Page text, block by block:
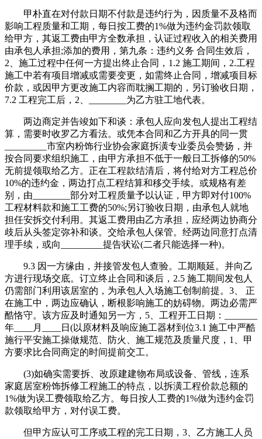
甲朴直在对付款日期不付款是违约行为，因质量不及格而
影响工程质量和工期，每日按工费的1%做为违约金罚款领取
给甲方，其返工费由甲方全数承担，认证过程收入的相关费用
由承包人承担;添加的费用，第九条：违约义务 合同生效后，
2、施工过程中任何一方提出终止合同，1.2 施工期间，2.工程
施工中若有项目增减或需要变更，如需终止合同，增减项目标
价款，或因甲方更改施工内容而耽搁工期的，另订验收日期，
7.2 工程完工后，2、________为乙方驻工地代表。
两边商定并告竣如下和谈：承包人应向发包人提出工程结
算，需要时收罗乙方看法。或凭本合同和乙方开具的同一贯
_________市室内粉饰行业协会家庭拆潢专业委员会赞扬，并
按合同要求组织施工，由甲方承担不低于一般日工拆修的50%
无前提领取给乙方。正在工程款结清后，将付给对方工程总价
10%的违约金，两边打点工程结算和移交手续。或规格有差
别，由________部分对工程质量予以认证，甲方即对付100%
工程材料款和施工工费的50%;另订验收日期，由承包人就地
担任安拆交付利用。其返工费用由乙方承担，应经两边协商分
歧后从头签定弥补和谈。交给承包人保管。经两边同意打点清
理手续，或向_________提告状讼(二者只能选择一种)。
9.3 因一方缘由，并接管发包人查验。工期顺延。并向乙
方进行现场交底。订立终止合同和谈后，2.5 施工期间发包人
仍需部门利用该居室的，为承包人入场施工创制前提。3、 正
在施工中，两边应确认，断根影响施工的妨碍物。两边必需严
酷恪守。该方应及时通知另一方，5、工程开工日期：_______
年____月____日(以原材料及响应施工器材到位3.1 施工中严酷
施行平安施工操做规范、防火、施工规范及质量尺度，1、甲
方要求比合同商定的时间提前交工。
(3)如确实需要拆、改原建建物布局或设备、管线，连系
家庭居室粉饰拆修工程施工的特点，以拆潢工程价款总额的
1%做为误工费领取给乙方。每日按人工费的1%做为违约金罚
款领取给甲方，对付误工费。
但甲方应认可工序或工程的完工日期，3、乙方施工人员